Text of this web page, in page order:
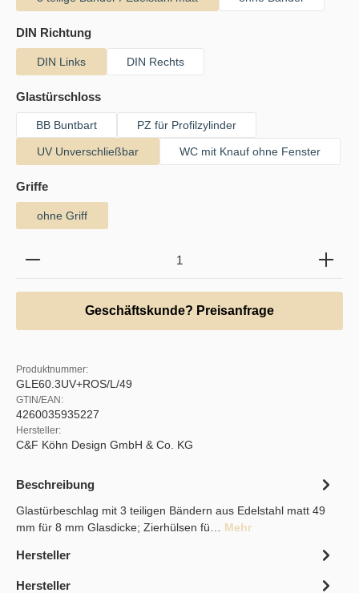
DIN Richtungauswählen
DIN Links DIN Rechts
Glastürschlossauswählen
BB Buntbart PZ für Profilzylinder
UV Unverschließbar WC mit Knauf ohne Fenster
Griffeauswählen
ohne Griff
Produkt Anzahl: Gib den gewünschten Wert ein
Geschäftskunde? Preisanfrage
Produktnummer:
GLE60.3UV+ROS/L/49
GTIN/EAN:
4260035935227
Hersteller:
C&F Köhn Design GmbH & Co. KG
Beschreibung
Glastürbeschlag mit 3 teiligen Bändern aus Edelstahl matt 49
mm für 8 mm Glasdicke; Zierhülsen fü… Mehr
Hersteller
Hersteller